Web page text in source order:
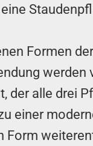
Formen der
werden
der alle drei
einer
Form